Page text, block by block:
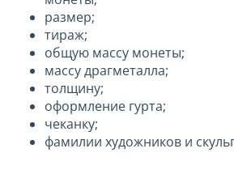
размер;
тираж;
общую массу монеты;
массу драгметалла;
толщину;
оформление гурта;
чеканку;
фамилии художников и